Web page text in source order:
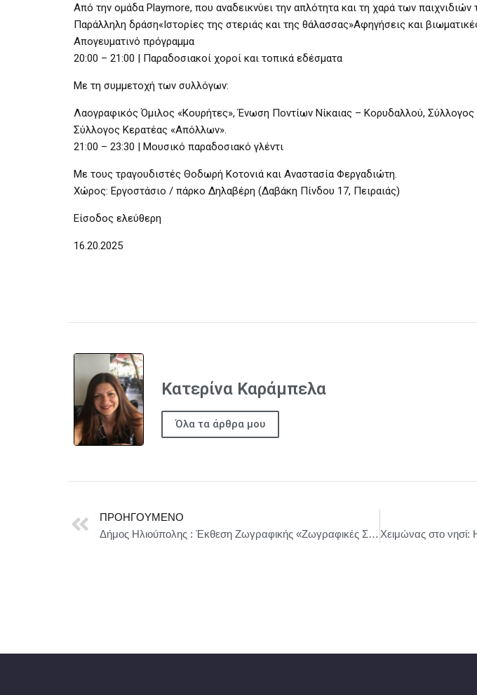
Από την ομάδα Playmore, που αναδεικνύει την απλότητα και τη χαρά των παιχνιδιών
Παράλληλη δράση«Ιστορίες της στεριάς και της θάλασσας»Αφηγήσεις και
Απογευματινό πρόγραμμα
20:00 – 21:00 | Παραδοσιακοί χοροί και τοπικά εδέσματα
Με τη συμμετοχή των συλλόγων:
Λαογραφικός Όμιλος «Κουρήτες», Ένωση Ποντίων Νίκαιας – Κορυδαλλού,
Σύλλογος Κερατέας «Απόλλων».
21:00 – 23:30 | Μουσικό παραδοσιακό γλέντι
Με τους τραγουδιστές Θοδωρή Κοτονιά και Αναστασία Φεργαδιώτη.
Χώρος: Εργοστάσιο / πάρκο Δηλαβέρη (Δαβάκη Πίνδου 17, Πειραιάς)
Είσοδος ελεύθερη
16.20.2025
Κατερίνα Καράμπελα
Όλα τα άρθρα μου
ΠΡΟΗΓΟΎΜΕΝΟ
Δήμος Ηλιούπολης : Έκθεση Ζωγραφικής «Ζωγραφικές Συναντήσεις» στο Εκθεσιακό Κέντρο του Δήμου